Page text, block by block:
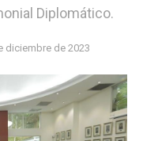
Diplomático.
diciembre de 2023